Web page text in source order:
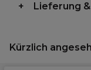
Lieferung
Kürzlich